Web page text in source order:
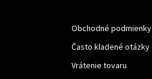
Obchodné podmienky
Často kladené otázky
Vrátenie tovaru